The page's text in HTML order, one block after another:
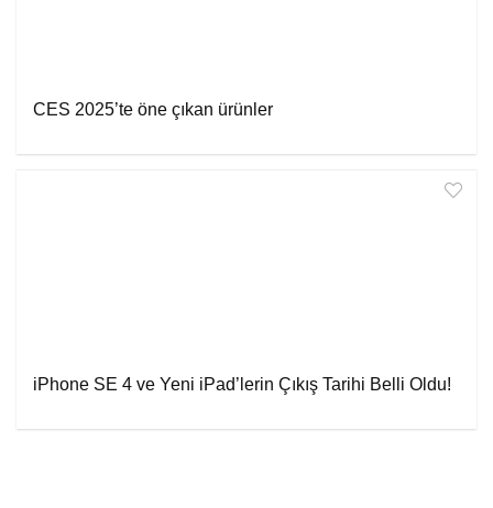
CES 2025’te öne çıkan ürünler
iPhone SE 4 ve Yeni iPad’lerin Çıkış Tarihi Belli Oldu!